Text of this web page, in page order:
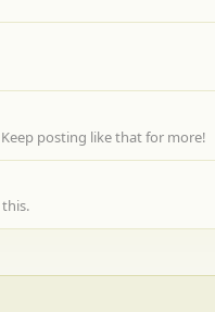
posting like that for more!